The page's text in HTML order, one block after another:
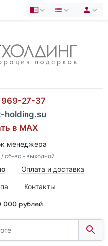
969-27-37
holding.su
в MAX
менеджера
/ сб-вс - выходной
Оплата и доставка
Контакты
000 рублей